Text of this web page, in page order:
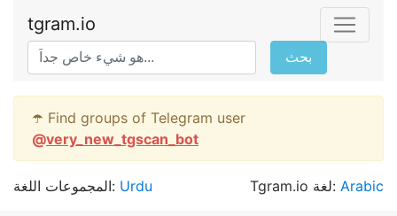
tgram.io
بحث
☂️ Find groups of Telegram user
@very_new_tgscan_bot
المجموعات اللغة: Urdu Tgram.io لغة: Arabic